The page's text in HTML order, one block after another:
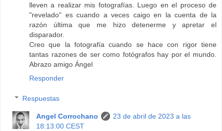
lleven a realizar mis fotografías. Luego en el proceso de
"revelado" es cuando a veces caigo en la cuenta de la
razón última que me hizo detenerme y apretar el
disparador.
Creo que la fotografía cuando se hace con rigor tiene
tantas razones de ser como fotógrafos hay por el mundo.
Abrazo amigo Ángel
Responder
Respuestas
Angel Corrochano
23 de abril de 2023 a las
18:13:00 CEST